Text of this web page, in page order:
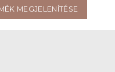
MEGJELENÍTÉSE